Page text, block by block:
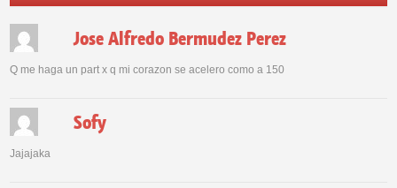
Jose Alfredo Bermudez Perez
Q me haga un part x q mi corazon se acelero como a 150
Sofy
Jajajaka